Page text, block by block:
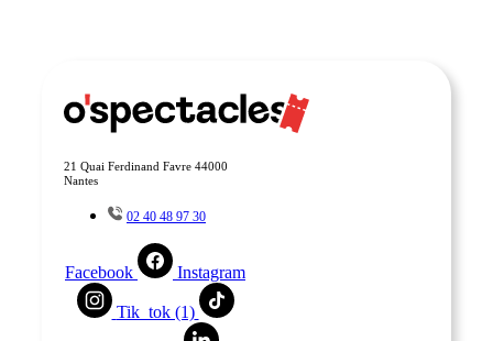
21 Quai Ferdinand Favre 44000
Nantes
02 40 48 97 30
Facebook Instagram
Tik_tok (1)